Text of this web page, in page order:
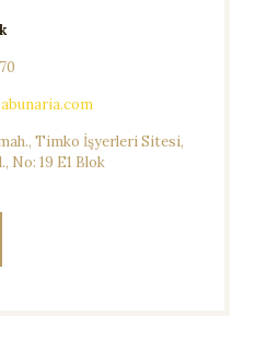
Timko İşyerleri Sitesi,
No: 19 E1 Blok